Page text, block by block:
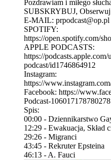
Pozdrawiam i miłego
SUBSKRYBUJ,
E-MAIL: prpodcast@op.pl
SPOTIFY:
https://open.spotify.com/
APPLE PODCASTS:
https://
podcast/id1746864912
Instagram:
https://
Facebook: https://
Podcast-106017178780278
Spis:
00:00 - Dziennikarstwo
12:29 - Ewakuacja, Skład
29:26 - Migranci
43:45 - Rekruter Epsteina
46:13 - A. Fauci